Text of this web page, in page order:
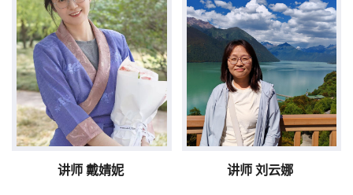
讲师 戴婧妮 讲师 刘云娜